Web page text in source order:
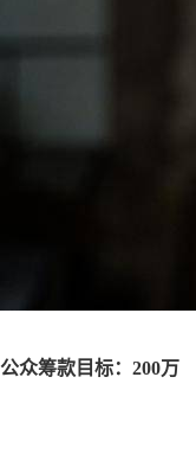
公众筹款目标： 200万